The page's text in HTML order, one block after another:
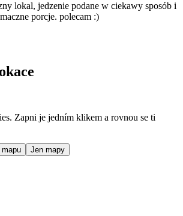
lokal, jedzenie podane w ciekawy sposób i
porcje. polecam :)
Zapni je jedním klikem a rovnou se ti
Jen mapy